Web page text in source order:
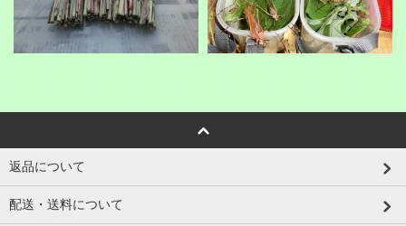
返品について
配送・送料について